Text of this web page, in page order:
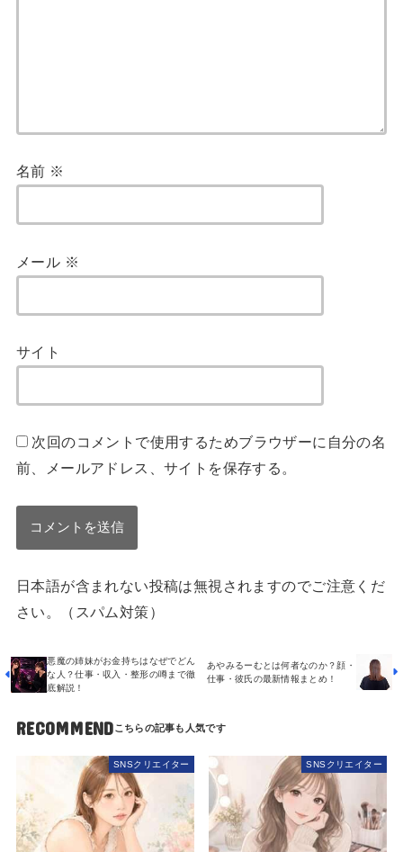
名前 ※
メール ※
サイト
次回のコメントで使用するためブラウザーに自分の名
前、メールアドレス、サイトを保存する。
日本語が含まれない投稿は無視されますのでご注意くだ
さい。（スパム対策）
悪魔の姉妹がお金持ちはなぜでどん
な人？仕事・収入・整形の噂まで徹
底解説！
あやみるーむとは何者なのか？顔・
仕事・彼氏の最新情報まとめ！
RECOMMEND
SNSクリエイター SNSクリエイター